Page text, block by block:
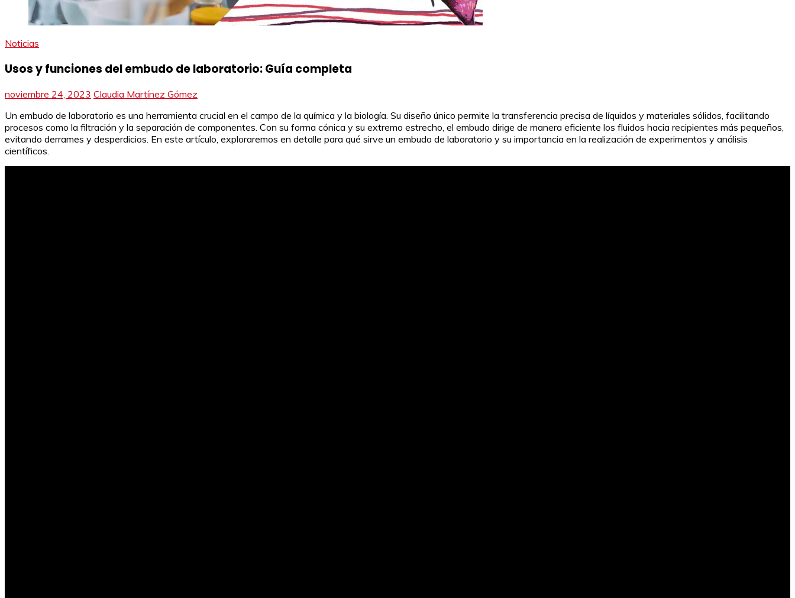
Noticias
Usos y funciones del embudo de laboratorio: Guía completa
noviembre 24, 2023 Claudia Martínez Gómez
Un embudo de laboratorio es una herramienta crucial en el campo de la química y la biología. Su diseño único permite la transferencia precisa de líquidos y materiales sólidos, facilitando
procesos como la filtración y la separación de componentes. Con su forma cónica y su extremo estrecho, el embudo dirige de manera eficiente los fluidos hacia recipientes más pequeños,
evitando derrames y desperdicios. En este artículo, exploraremos en detalle para qué sirve un embudo de laboratorio y su importancia en la realización de experimentos y análisis
científicos.